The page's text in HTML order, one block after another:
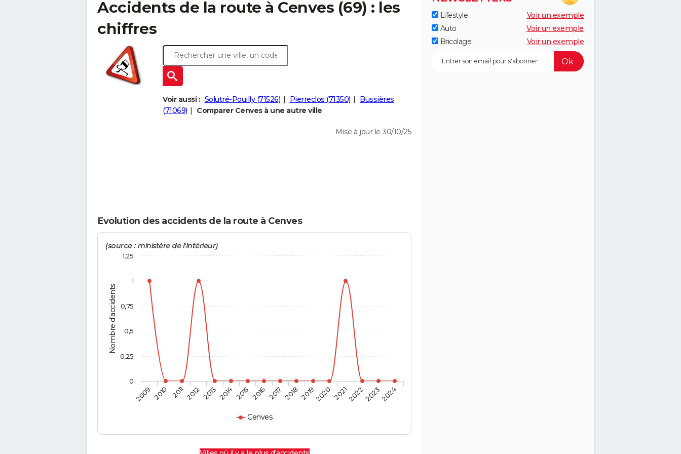
Accidents de la route à Cenves (69) : les
chiffres
Voir aussi : Solutré-Pouilly (71526) Pierreclos (71350)
Bussières
(71069)
Comparer Cenves à une autre ville
Mise à jour le 30/10/25
Evolution des accidents de la route à Cenves
Nombre d'accidents
(source : ministère de l'Intérieur)
Cenves
2009 2010 20112012 2013 2014 2015 2016 2017 201820192020 2021202220232024
0
0,25
0,5
0,75
1
1,25
Lifestyle
Voir un exemple
Auto
Voir un exemple
Bricolage
Voir un exemple